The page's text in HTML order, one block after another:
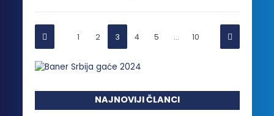
1 2 3 4 5 … 10
NAJNOVIJI ČLANCI